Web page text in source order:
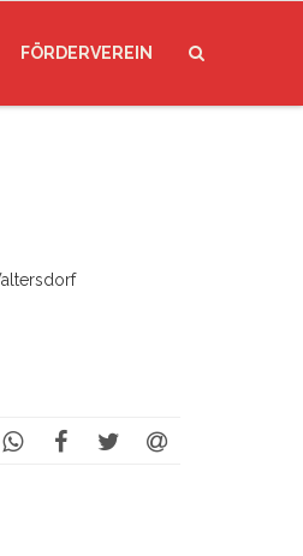
FÖRDERVEREIN